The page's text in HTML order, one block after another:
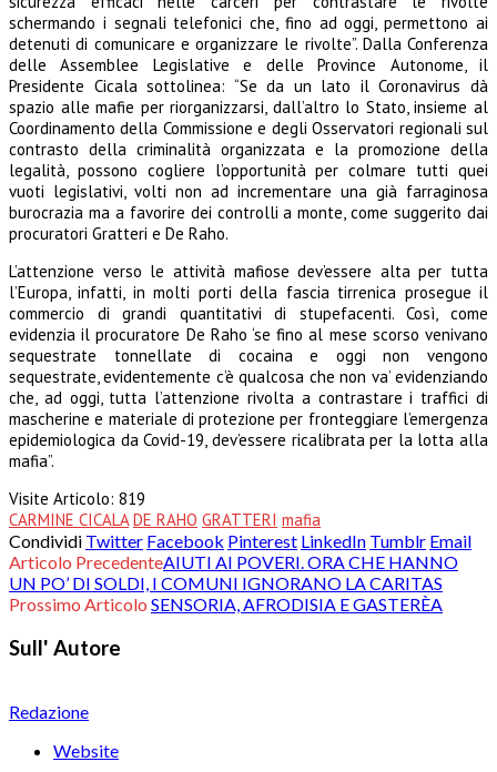
schermando i segnali telefonici che, fino ad oggi, permettono ai
detenuti di comunicare e organizzare le rivolte”. Dalla Conferenza
delle Assemblee Legislative e delle Province Autonome, il
Presidente Cicala sottolinea: “Se da un lato il Coronavirus dà
spazio alle mafie per riorganizzarsi, dall’altro lo Stato, insieme al
Coordinamento della Commissione e degli Osservatori regionali sul
contrasto della criminalità organizzata e la promozione della
legalità, possono cogliere l’opportunità per colmare tutti quei
vuoti legislativi, volti non ad incrementare una già farraginosa
burocrazia ma a favorire dei controlli a monte, come suggerito dai
procuratori Gratteri e De Raho.
L’attenzione verso le attività mafiose dev’essere alta per tutta
l’Europa, infatti, in molti porti della fascia tirrenica prosegue il
commercio di grandi quantitativi di stupefacenti. Così, come
evidenzia il procuratore De Raho ‘se fino al mese scorso venivano
sequestrate tonnellate di cocaina e oggi non vengono
sequestrate, evidentemente c’è qualcosa che non va’ evidenziando
che, ad oggi, tutta l’attenzione rivolta a contrastare i traffici di
mascherine e materiale di protezione per fronteggiare l’emergenza
epidemiologica da Covid-19, dev’essere ricalibrata per la lotta alla
mafia”.
Visite Articolo: 819
CARMINE CICALA DE RAHO GRATTERI mafia
Condividi Twitter Facebook Pinterest LinkedIn Tumblr Email
Articolo PrecedenteAIUTI AI POVERI. ORA CHE HANNO
UN PO’ DI SOLDI, I COMUNI IGNORANO LA CARITAS
Prossimo Articolo SENSORIA, AFRODISIA E GASTERÈA
Sull' Autore
Redazione
Website